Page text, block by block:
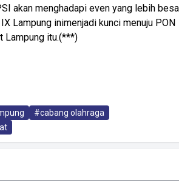
akan menghadapi even yang lebih
Lampung inimenjadi kunci menuju PON
Lampung itu.(***)
#cabang olahraga